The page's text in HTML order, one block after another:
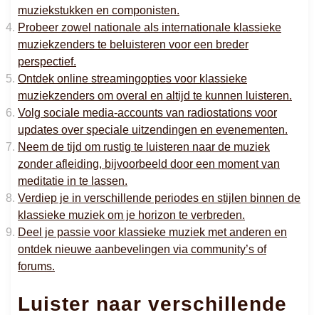
muziekstukken en componisten.
Probeer zowel nationale als internationale klassieke
muziekzenders te beluisteren voor een breder
perspectief.
Ontdek online streamingopties voor klassieke
muziekzenders om overal en altijd te kunnen luisteren.
Volg sociale media-accounts van radiostations voor
updates over speciale uitzendingen en evenementen.
Neem de tijd om rustig te luisteren naar de muziek
zonder afleiding, bijvoorbeeld door een moment van
meditatie in te lassen.
Verdiep je in verschillende periodes en stijlen binnen de
klassieke muziek om je horizon te verbreden.
Deel je passie voor klassieke muziek met anderen en
ontdek nieuwe aanbevelingen via community’s of
forums.
Luister naar verschillende